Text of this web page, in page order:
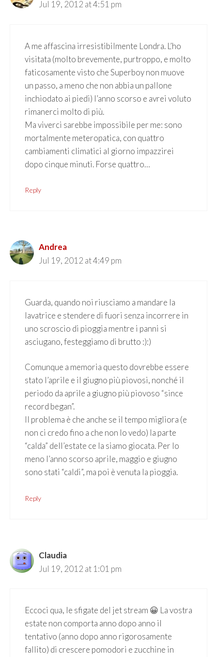
Jul 19, 2012 at 4:51 pm
A me affascina irresistibilmente Londra. L’ho
visitata (molto brevemente, purtroppo, e molto
faticosamente visto che Superboy non muove
un passo, a meno che non abbia un pallone
inchiodato ai piedi) l’anno scorso e avrei voluto
rimanerci molto di più.
Ma viverci sarebbe impossibile per me: sono
mortalmente meteropatica, con quattro
cambiamenti climatici al giorno impazzirei
dopo cinque minuti. Forse quattro…
Reply
Andrea
Jul 19, 2012 at 4:49 pm
Guarda, quando noi riusciamo a mandare la
lavatrice e stendere di fuori senza incorrere in
uno scroscio di pioggia mentre i panni si
asciugano, festeggiamo di brutto :):)
Comunque a memoria questo dovrebbe essere
stato l’aprile e il giugno più piovosi, nonché il
periodo da aprile a giugno più piovoso “since
record began”.
Il problema è che anche se il tempo migliora (e
non ci credo fino a che non lo vedo) la parte
“calda” dell’estate ce la siamo giocata. Per lo
meno l’anno scorso aprile, maggio e giugno
sono stati “caldi”, ma poi è venuta la pioggia.
Reply
Claudia
Jul 19, 2012 at 1:01 pm
Eccoci qua, le sfigate del jet stream 😀 La vostra
estate non comporta anno dopo anno il
tentativo (anno dopo anno rigorosamente
fallito) di crescere pomodori e zucchine in